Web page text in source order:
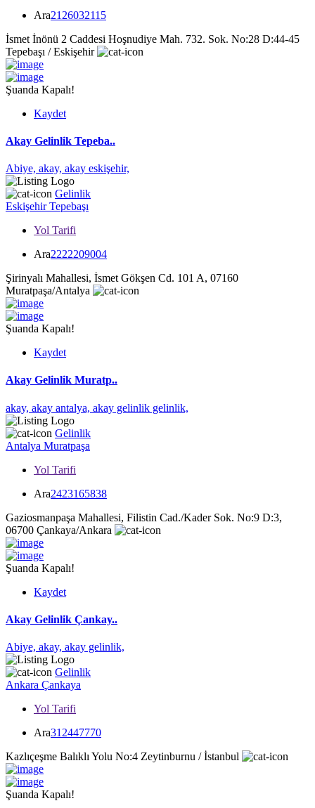
Ara2126032115
İsmet İnönü 2 Caddesi Hoşnudiye Mah. 732. Sok. No:28 D:44-45
Tepebaşı / Eskişehir
Şuanda Kapalı!
Kaydet
Akay Gelinlik Tepeba..
Abiye, akay, akay eskişehir,
Gelinlik
EskişehirTepebaşı
Yol Tarifi
Ara2222209004
Şirinyalı Mahallesi, İsmet Gökşen Cd. 101 A, 07160
Muratpaşa/Antalya
Şuanda Kapalı!
Kaydet
Akay Gelinlik Muratp..
akay, akay antalya, akay gelinlik gelinlik,
Gelinlik
Antalya Muratpaşa
Yol Tarifi
Ara2423165838
Gaziosmanpaşa Mahallesi, Filistin Cad./Kader Sok. No:9 D:3,
06700 Çankaya/Ankara
Şuanda Kapalı!
Kaydet
Akay Gelinlik Çankay..
Abiye, akay, akay gelinlik,
Gelinlik
Ankara Çankaya
Yol Tarifi
Ara312447770
Kazlıçeşme Balıklı Yolu No:4 Zeytinburnu / İstanbul
Şuanda Kapalı!